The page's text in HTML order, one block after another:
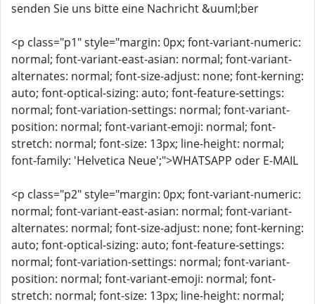
senden Sie uns bitte eine Nachricht &uuml;ber
<p class="p1" style="margin: 0px; font-variant-numeric:
normal; font-variant-east-asian: normal; font-variant-
alternates: normal; font-size-adjust: none; font-kerning:
auto; font-optical-sizing: auto; font-feature-settings:
normal; font-variation-settings: normal; font-variant-
position: normal; font-variant-emoji: normal; font-
stretch: normal; font-size: 13px; line-height: normal;
font-family: 'Helvetica Neue';">WHATSAPP oder E-MAIL
<p class="p2" style="margin: 0px; font-variant-numeric:
normal; font-variant-east-asian: normal; font-variant-
alternates: normal; font-size-adjust: none; font-kerning:
auto; font-optical-sizing: auto; font-feature-settings:
normal; font-variation-settings: normal; font-variant-
position: normal; font-variant-emoji: normal; font-
stretch: normal; font-size: 13px; line-height: normal;